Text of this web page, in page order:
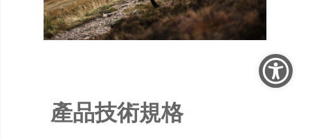
產品技術規格